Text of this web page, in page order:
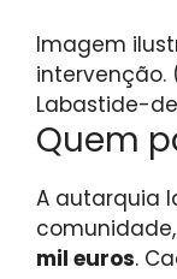
Imagem
intervenção.
Labastide-
Quem
A autarquia
mil euros.